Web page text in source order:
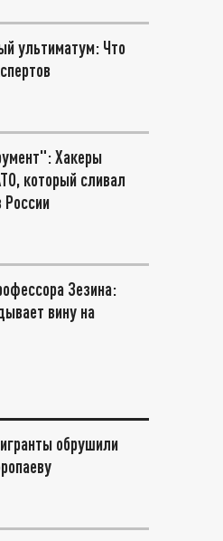
ультиматум: Что
Хакеры
который сливал
России
Зезина:
вину на
обрушили